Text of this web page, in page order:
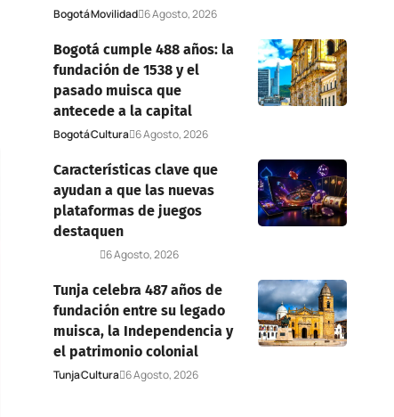
BogotáMovilidad 6 Agosto, 2026
Bogotá cumple 488 años: la
fundación de 1538 y el
pasado muisca que
antecede a la capital
BogotáCultura 6 Agosto, 2026
Características clave que
ayudan a que las nuevas
plataformas de juegos
destaquen
6 Agosto, 2026
Tunja celebra 487 años de
fundación entre su legado
muisca, la Independencia y
el patrimonio colonial
TunjaCultura 6 Agosto, 2026